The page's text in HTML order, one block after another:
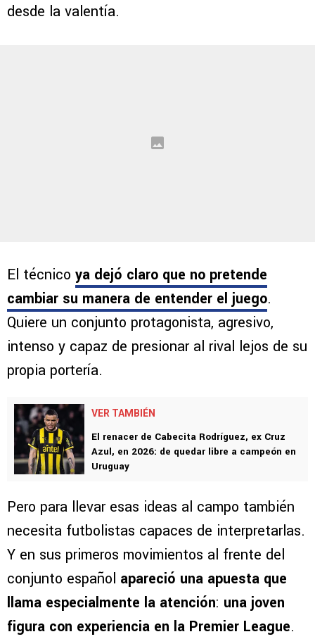
desde la valentía.
El técnico ya dejó claro que no pretende
cambiar su manera de entender el juego.
Quiere un conjunto protagonista, agresivo,
intenso y capaz de presionar al rival lejos de su
propia portería.
VER TAMBIÉN
El renacer de Cabecita Rodríguez, ex Cruz
Azul, en 2026: de quedar libre a campeón en
Uruguay
Pero para llevar esas ideas al campo también
necesita futbolistas capaces de interpretarlas.
Y en sus primeros movimientos al frente del
conjunto español apareció una apuesta que
llama especialmente la atención: una joven
figura con experiencia en la Premier League.